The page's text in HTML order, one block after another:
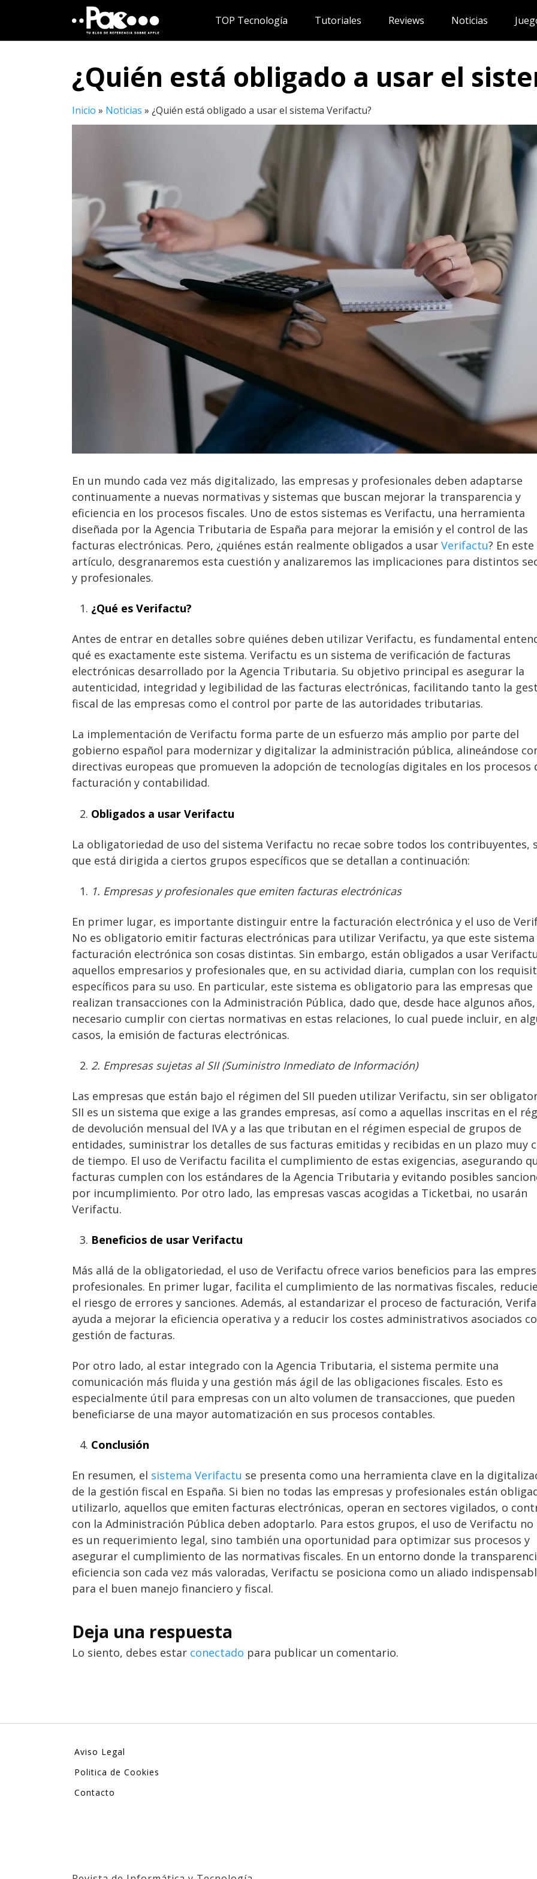
TOP Tecnología Tutoriales Reviews Noticias
¿Quién está obligado a usar el
Inicio » Noticias » ¿Quién está obligado a usar el sistema Verifactu?
En un mundo cada vez más digitalizado, las empresas y profesionales deben adaptarse
continuamente a nuevas normativas y sistemas que buscan mejorar la transparencia y
eficiencia en los procesos fiscales. Uno de estos sistemas es Verifactu, una herramienta
diseñada por la Agencia Tributaria de España para mejorar la emisión y el control de las
facturas electrónicas. Pero, ¿quiénes están realmente obligados a usar Verifactu? En este
artículo, desgranaremos esta cuestión y analizaremos las implicaciones para distintos
y profesionales.
¿Qué es Verifactu?
Antes de entrar en detalles sobre quiénes deben utilizar Verifactu, es fundamental
qué es exactamente este sistema. Verifactu es un sistema de verificación de facturas
electrónicas desarrollado por la Agencia Tributaria. Su objetivo principal es asegurar la
autenticidad, integridad y legibilidad de las facturas electrónicas, facilitando tanto la
fiscal de las empresas como el control por parte de las autoridades tributarias.
La implementación de Verifactu forma parte de un esfuerzo más amplio por parte del
gobierno español para modernizar y digitalizar la administración pública, alineándose
directivas europeas que promueven la adopción de tecnologías digitales en los procesos
facturación y contabilidad.
Obligados a usar Verifactu
La obligatoriedad de uso del sistema Verifactu no recae sobre todos los contribuyentes,
que está dirigida a ciertos grupos específicos que se detallan a continuación:
1. Empresas y profesionales que emiten facturas electrónicas
En primer lugar, es importante distinguir entre la facturación electrónica y el uso de
No es obligatorio emitir facturas electrónicas para utilizar Verifactu, ya que este sistema
facturación electrónica son cosas distintas. Sin embargo, están obligados a usar Verifactu
aquellos empresarios y profesionales que, en su actividad diaria, cumplan con los
específicos para su uso. En particular, este sistema es obligatorio para las empresas que
realizan transacciones con la Administración Pública, dado que, desde hace algunos años,
necesario cumplir con ciertas normativas en estas relaciones, lo cual puede incluir, en
casos, la emisión de facturas electrónicas.
2. Empresas sujetas al SII (Suministro Inmediato de Información)
Las empresas que están bajo el régimen del SII pueden utilizar Verifactu, sin ser
SII es un sistema que exige a las grandes empresas, así como a aquellas inscritas en el
de devolución mensual del IVA y a las que tributan en el régimen especial de grupos de
entidades, suministrar los detalles de sus facturas emitidas y recibidas en un plazo muy
de tiempo. El uso de Verifactu facilita el cumplimiento de estas exigencias, asegurando
facturas cumplen con los estándares de la Agencia Tributaria y evitando posibles
por incumplimiento. Por otro lado, las empresas vascas acogidas a Ticketbai, no usarán
Verifactu.
Beneficios de usar Verifactu
Más allá de la obligatoriedad, el uso de Verifactu ofrece varios beneficios para las
profesionales. En primer lugar, facilita el cumplimiento de las normativas fiscales,
el riesgo de errores y sanciones. Además, al estandarizar el proceso de facturación,
ayuda a mejorar la eficiencia operativa y a reducir los costes administrativos asociados
gestión de facturas.
Por otro lado, al estar integrado con la Agencia Tributaria, el sistema permite una
comunicación más fluida y una gestión más ágil de las obligaciones fiscales. Esto es
especialmente útil para empresas con un alto volumen de transacciones, que pueden
beneficiarse de una mayor automatización en sus procesos contables.
Conclusión
En resumen, el sistema Verifactu se presenta como una herramienta clave en la
de la gestión fiscal en España. Si bien no todas las empresas y profesionales están
utilizarlo, aquellos que emiten facturas electrónicas, operan en sectores vigilados, o
con la Administración Pública deben adoptarlo. Para estos grupos, el uso de Verifactu no
es un requerimiento legal, sino también una oportunidad para optimizar sus procesos y
asegurar el cumplimiento de las normativas fiscales. En un entorno donde la
eficiencia son cada vez más valoradas, Verifactu se posiciona como un aliado
para el buen manejo financiero y fiscal.
Deja una respuesta
Lo siento, debes estar conectado para publicar un comentario.
Aviso Legal
Politica de Cookies
Contacto